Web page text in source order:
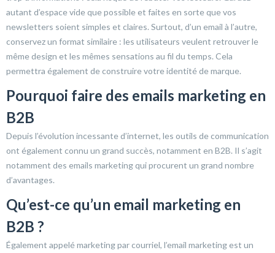
autant d’espace vide que possible et faites en sorte que vos
newsletters soient simples et claires. Surtout, d’un email à l’autre,
conservez un format similaire : les utilisateurs veulent retrouver le
même design et les mêmes sensations au fil du temps. Cela
permettra également de construire votre identité de marque.
Pourquoi faire des emails marketing en
B2B
Depuis l’évolution incessante d’internet, les outils de communication
ont également connu un grand succès, notamment en B2B. Il s’agit
notamment des emails marketing qui procurent un grand nombre
d’avantages.
Qu’est-ce qu’un email marketing en
B2B ?
Également appelé marketing par courriel, l’email marketing est un